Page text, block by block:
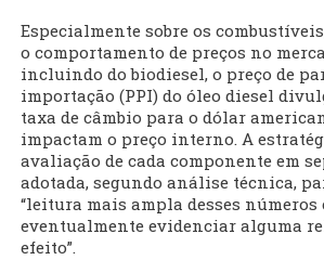
Especialmente sobre os
o comportamento de preços no
incluindo do biodiesel, o preço de
importação (PPI) do óleo diesel
taxa de câmbio para o dólar
impactam o preço interno. A
avaliação de cada componente em
adotada, segundo análise técnica,
“leitura mais ampla desses números
eventualmente evidenciar alguma
efeito”.